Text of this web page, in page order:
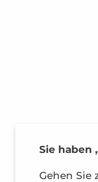
Sie haben
Gehen Sie